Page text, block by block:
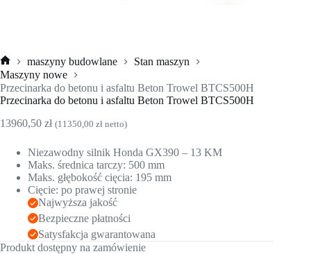
Strona
główna
maszyny budowlane
Stan maszyn
Maszyny nowe
Przecinarka do betonu i asfaltu Beton Trowel BTCS500H
Przecinarka do betonu i asfaltu Beton Trowel BTCS500H
13960,50 zł (11350,00 zł netto)
Niezawodny silnik Honda GX390 – 13 KM
Maks. średnica tarczy: 500 mm
Maks. głębokość cięcia: 195 mm
Cięcie: po prawej stronie
Najwyższa jakość
Bezpieczne płatności
Satysfakcja gwarantowana
Produkt dostępny na zamówienie